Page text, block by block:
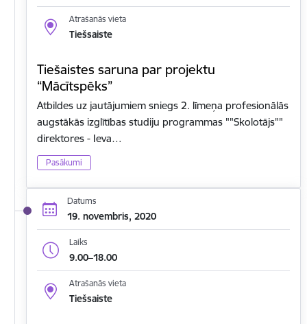
Atrašanās vieta
Tiešsaiste
Tiešaistes saruna par projektu
“Mācītspēks”
Atbildes uz jautājumiem sniegs 2. līmeņa profesionālās
augstākās izglītības studiju programmas ""Skolotājs""
direktores - Ieva…
Pasākumi
Datums
19. novembris, 2020
Laiks
9.00–18.00
Atrašanās vieta
Tiešsaiste